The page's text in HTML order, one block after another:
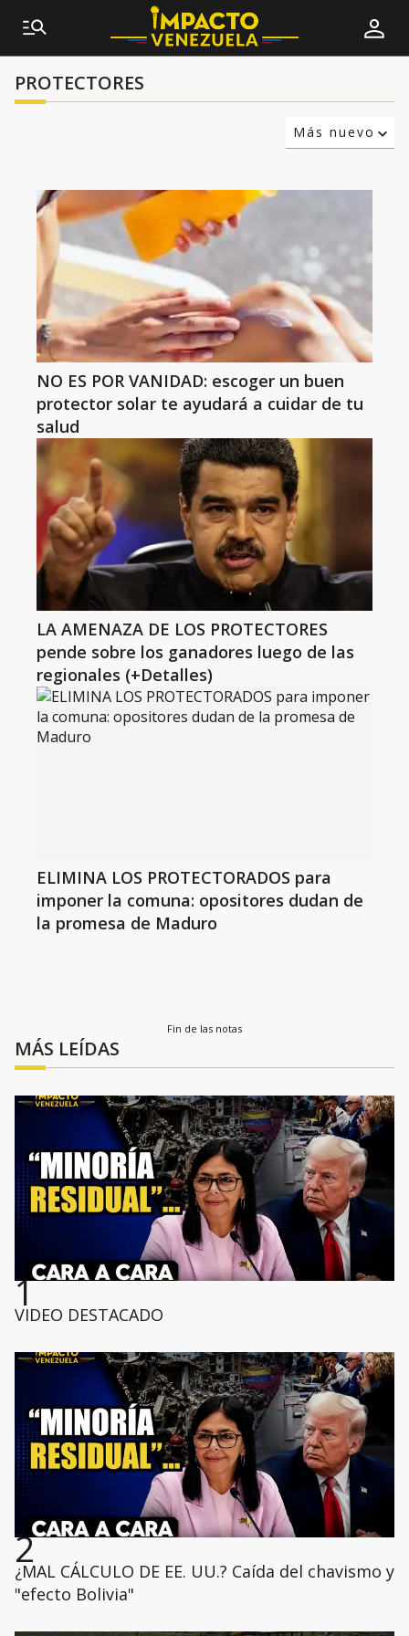
PROTECTORES
Más nuevo
NO ES POR VANIDAD: escoger un buen
protector solar te ayudará a cuidar de tu
salud
LA AMENAZA DE LOS PROTECTORES
pende sobre los ganadores luego de las
regionales (+Detalles)
ELIMINA LOS PROTECTORADOS para
imponer la comuna: opositores dudan de
la promesa de Maduro
Fin de las notas
MÁS LEÍDAS
1
VIDEO DESTACADO
2
¿MAL CÁLCULO DE EE. UU.? Caída del chavismo y
"efecto Bolivia"